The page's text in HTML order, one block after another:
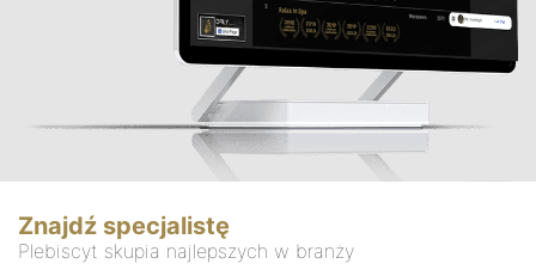
Znajdź specjalistę
Plebiscyt skupia najlepszych w branży